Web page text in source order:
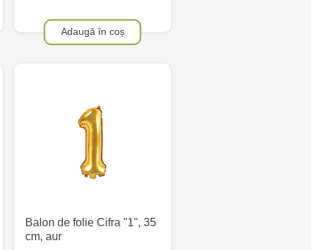
Adaugă în coș
Balon de folie Cifra "1", 35
cm, aur